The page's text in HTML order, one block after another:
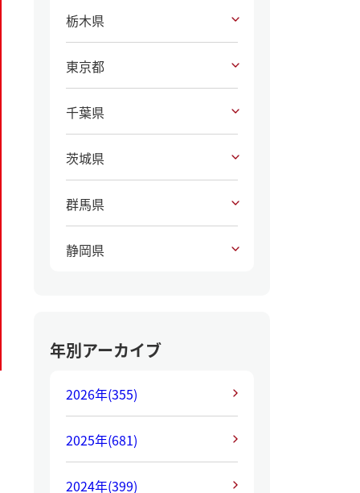
栃木県
東京都
千葉県
茨城県
群馬県
静岡県
年別アーカイブ
2026年(355)
2025年(681)
2024年(399)